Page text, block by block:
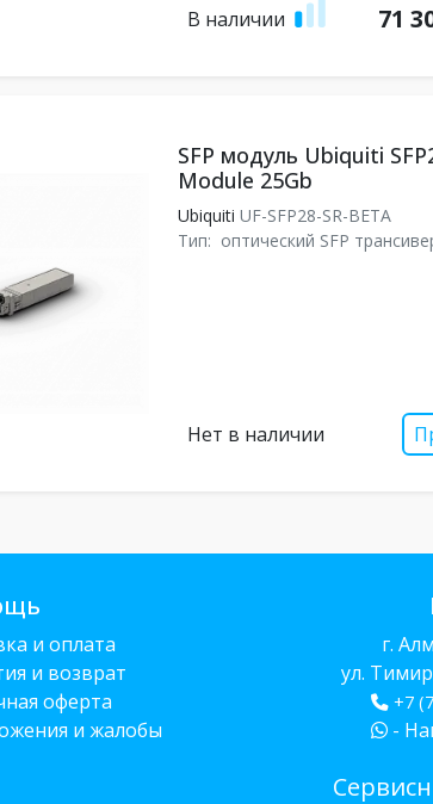
В наличии 71
SFP модуль Ubiquiti
Module 25Gb
Ubiquiti UF-SFP28-SR-BETA
Тип: оптический SFP
Нет в наличии
и оплата
и возврат
оферта
и жалобы
г.
ул.
+7
-